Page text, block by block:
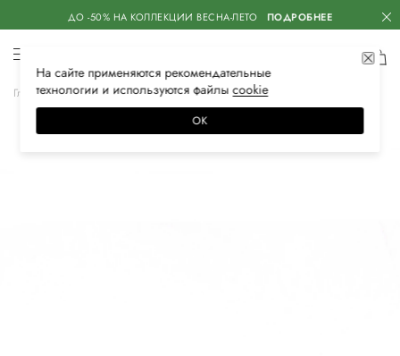
ДО -50% НА КОЛЛЕКЦИИ ВЕСНА-ЛЕТО ПОДРОБНЕЕ
Главная Мужская Аксессуары Галстуки и платки
На сайте применяются рекомендательные
технологии и используются файлысооkiе
ОК